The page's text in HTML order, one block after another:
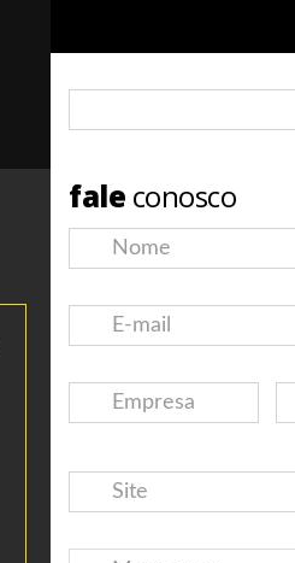
fale conosco